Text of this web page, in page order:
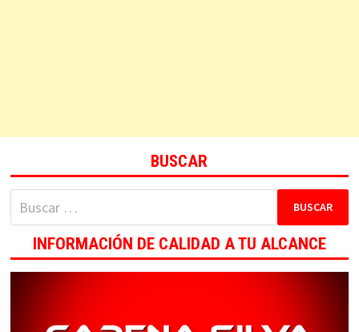
BUSCAR
Buscar:
INFORMACIÓN DE CALIDAD A TU ALCANCE